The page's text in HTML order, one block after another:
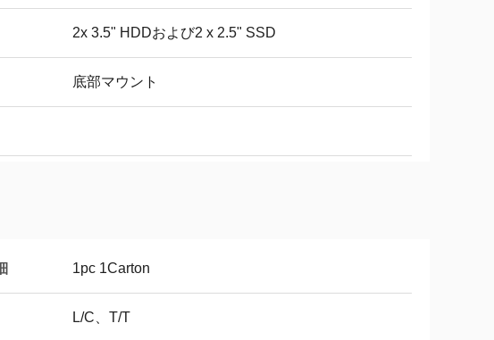
2x 3.5" HDDおよび2 x 2.5" SSD
底部マウント
1pc 1Carton
L/C、T/T